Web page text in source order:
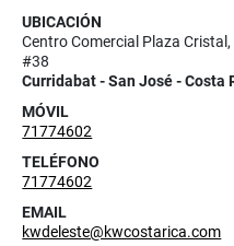
UBICACIÓN
Centro Comercial Plaza Cristal,
#38
Curridabat - San José - Costa
MÓVIL
71774602
TELÉFONO
71774602
EMAIL
kwdeleste@kwcostarica.com